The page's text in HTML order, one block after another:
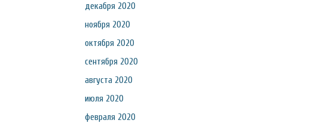
декабря 2020
ноября 2020
октября 2020
сентября 2020
августа 2020
июля 2020
февраля 2020